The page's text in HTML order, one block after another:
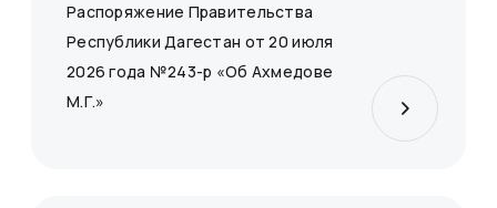
Распоряжение Правительства
Республики Дагестан от 20 июля
2026 года №243-р «Об Ахмедове
М.Г.»